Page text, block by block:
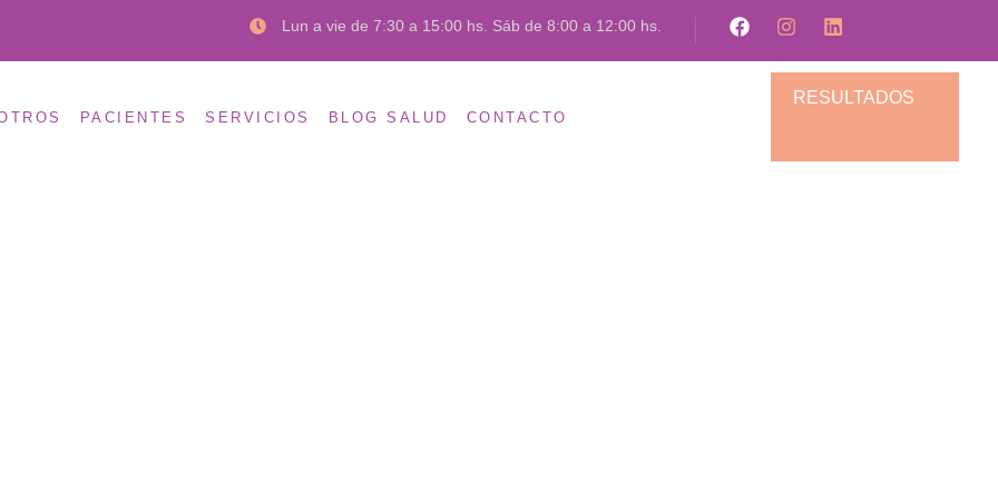
Lun a vie de 7:30 a 15:00 hs. Sáb de 8:00 a 12:00 hs.
PACIENTES SERVICIOS BLOG SALUD CONTACTO
RESULTADOS